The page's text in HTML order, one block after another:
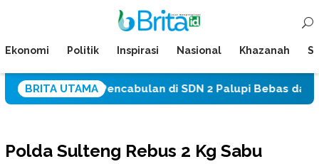
Mobile
Ekonomi Politik Inspirasi Nasional Khazanah
BRITA UTAMA
Pencabulan di SDN 2 Palupi Bebas dari Tahanan
Polda Sulteng Rebus 2 Kg Sabu